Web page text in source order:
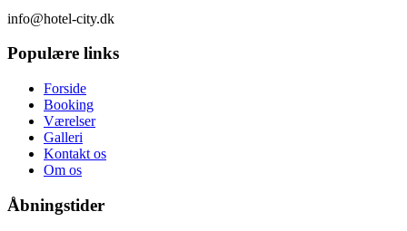
info@hotel-city.dk
Populære links
Forside
Booking
Værelser
Galleri
Kontakt os
Om os
Åbningstider